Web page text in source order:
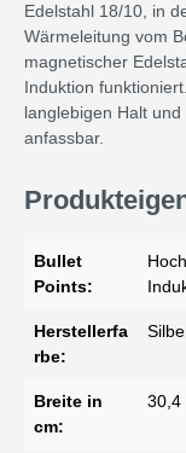
Edelstahl 18/10, in
Wärmeleitung vom
magnetischer
Induktion
langlebigen Halt
anfassbar.
Bullet
Points:
Herstellerfa
rbe:
Breite in
cm:
30,4